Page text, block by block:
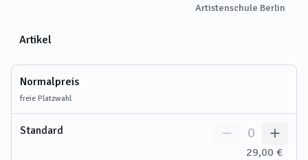
Artistenschule Berlin
Artikel
Normalpreis
freie Platzwahl
Standard
29,00 €
0